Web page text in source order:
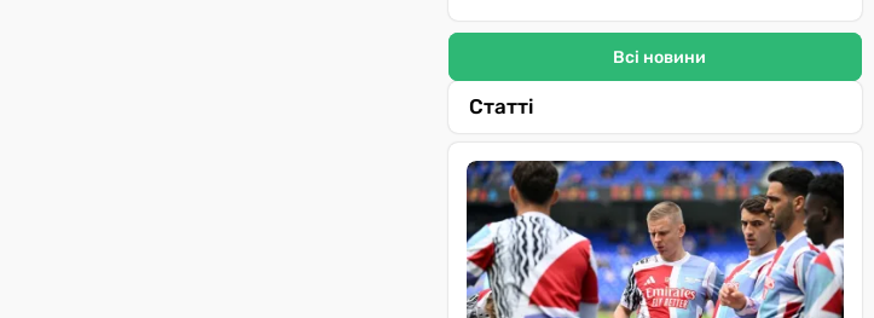
Всі новини
Статті